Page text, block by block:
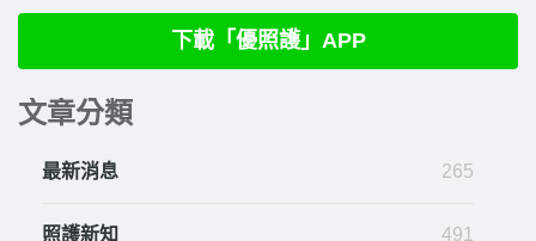
下載「優照護」APP
文章分類
最新消息 265
照護新知 491